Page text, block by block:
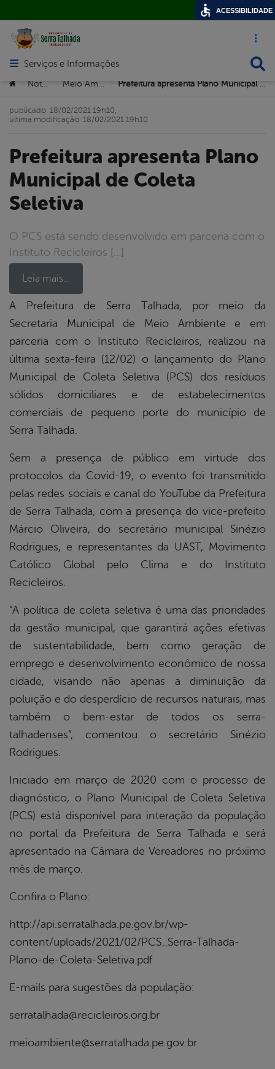
Acesso
Abrir menu principal de navegação
Serviços e Informações
Você está aqui:
> > >
Prefeitura apresenta Plano
Municipal de Coleta
Seletiva
O PCS está sendo desenvolvido em parceria com o
Instituto Recicleiros […]
Leia mais…
publicado: 18/02/2021 19h10,
última modificação: 18/02/2021 19h10
A Prefeitura de Serra Talhada, por meio da
Secretaria Municipal de Meio Ambiente e em
parceria com o Instituto Recicleiros, realizou na
última sexta-feira (12/02) o lançamento do Plano
Municipal de Coleta Seletiva (PCS) dos resíduos
sólidos domiciliares e de estabelecimentos
comerciais de pequeno porte do município de
Serra Talhada.
Sem a presença de público em virtude dos
protocolos da Covid-19, o evento foi transmitido
pelas redes sociais e canal do YouTube da Prefeitura
de Serra Talhada, com a presença do vice-prefeito
Márcio Oliveira, do secretário municipal Sinézio
Rodrigues, e representantes da UAST, Movimento
Católico Global pelo Clima e do Instituto
Recicleiros.
“A política de coleta seletiva é uma das prioridades
da gestão municipal, que garantirá ações efetivas
de sustentabilidade, bem como geração de
emprego e desenvolvimento econômico de nossa
cidade, visando não apenas a diminuição da
poluição e do desperdício de recursos naturais, mas
também o bem-estar de todos os serra-
talhadenses”, comentou o secretário Sinézio
Rodrigues.
Iniciado em março de 2020 com o processo de
diagnóstico, o Plano Municipal de Coleta Seletiva
(PCS) está disponível para interação da população
no portal da Prefeitura de Serra Talhada e será
apresentado na Câmara de Vereadores no próximo
mês de março.
Confira o Plano:
http://api.serratalhada.pe.gov.br/wp-
content/uploads/2021/02/PCS_Serra-Talhada-
Plano-de-Coleta-Seletiva.pdf
E-mails para sugestões da população:
serratalhada@recicleiros.org.br
meioambiente@serratalhada.pe.gov.br
ACESSIBILIDADE